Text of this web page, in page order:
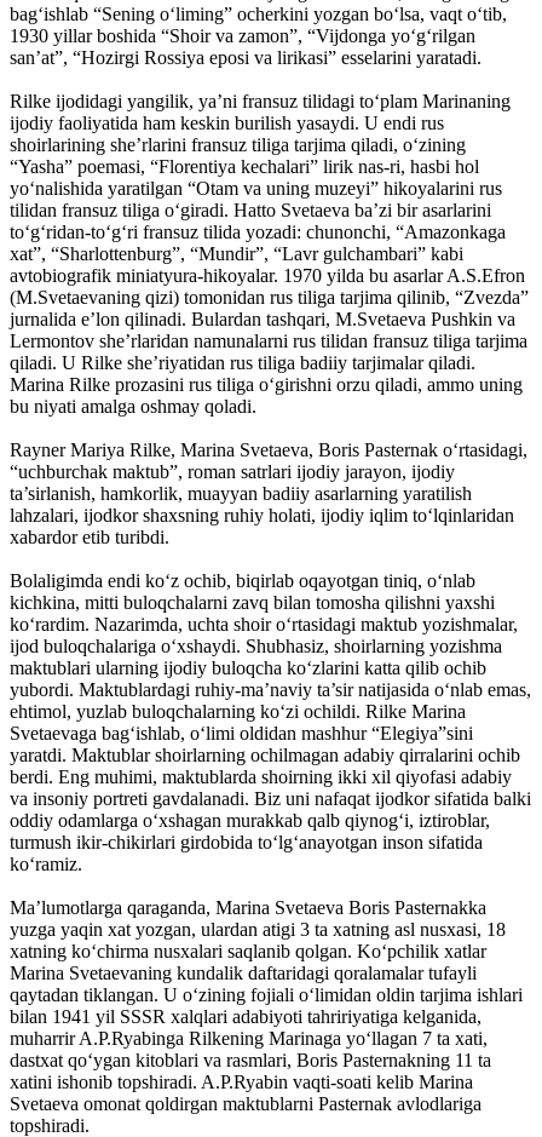
bag‘ishlab “Sening o‘liming” ocherkini yozgan bo‘lsa, vaqt o‘tib,
1930 yillar boshida “Shoir va zamon”, “Vijdonga yo‘g‘rilgan
san’at”, “Hozirgi Rossiya eposi va lirikasi” esselarini yaratadi.
Rilke ijodidagi yangilik, ya’ni fransuz tilidagi to‘plam Marinaning
ijodiy faoliyatida ham keskin burilish yasaydi. U endi rus
shoirlarining she’rlarini fransuz tiliga tarjima qiladi, o‘zining
“Yasha” poemasi, “Florentiya kechalari” lirik nas-ri, hasbi hol
yo‘nalishida yaratilgan “Otam va uning muzeyi” hikoyalarini rus
tilidan fransuz tiliga o‘giradi. Hatto Svetaeva ba’zi bir asarlarini
to‘g‘ridan-to‘g‘ri fransuz tilida yozadi: chunonchi, “Amazonkaga
xat”, “Sharlottenburg”, “Mundir”, “Lavr gulchambari” kabi
avtobiografik miniatyura-hikoyalar. 1970 yilda bu asarlar A.S.Efron
(M.Svetaevaning qizi) tomonidan rus tiliga tarjima qilinib, “Zvezda”
jurnalida e’lon qilinadi. Bulardan tashqari, M.Svetaeva Pushkin va
Lermontov she’rlaridan namunalarni rus tilidan fransuz tiliga tarjima
qiladi. U Rilke she’riyatidan rus tiliga badiiy tarjimalar qiladi.
Marina Rilke prozasini rus tiliga o‘girishni orzu qiladi, ammo uning
bu niyati amalga oshmay qoladi.
Rayner Mariya Rilke, Marina Svetaeva, Boris Pasternak o‘rtasidagi,
“uchburchak maktub”, roman satrlari ijodiy jarayon, ijodiy
ta’sirlanish, hamkorlik, muayyan badiiy asarlarning yaratilish
lahzalari, ijodkor shaxsning ruhiy holati, ijodiy iqlim to‘lqinlaridan
xabardor etib turibdi.
Bolaligimda endi ko‘z ochib, biqirlab oqayotgan tiniq, o‘nlab
kichkina, mitti buloqchalarni zavq bilan tomosha qilishni yaxshi
ko‘rardim. Nazarimda, uchta shoir o‘rtasidagi maktub yozishmalar,
ijod buloqchalariga o‘xshaydi. Shubhasiz, shoirlarning yozishma
maktublari ularning ijodiy buloqcha ko‘zlarini katta qilib ochib
yubordi. Maktublardagi ruhiy-ma’naviy ta’sir natijasida o‘nlab emas,
ehtimol, yuzlab buloqchalarning ko‘zi ochildi. Rilke Marina
Svetaevaga bag‘ishlab, o‘limi oldidan mashhur “Elegiya”sini
yaratdi. Maktublar shoirlarning ochilmagan adabiy qirralarini ochib
berdi. Eng muhimi, maktublarda shoirning ikki xil qiyofasi adabiy
va insoniy portreti gavdalanadi. Biz uni nafaqat ijodkor sifatida balki
oddiy odamlarga o‘xshagan murakkab qalb qiynog‘i, iztiroblar,
turmush ikir-chikirlari girdobida to‘lg‘anayotgan inson sifatida
ko‘ramiz.
Ma’lumotlarga qaraganda, Marina Svetaeva Boris Pasternakka
yuzga yaqin xat yozgan, ulardan atigi 3 ta xatning asl nusxasi, 18
xatning ko‘chirma nusxalari saqlanib qolgan. Ko‘pchilik xatlar
Marina Svetaevaning kundalik daftaridagi qoralamalar tufayli
qaytadan tiklangan. U o‘zining fojiali o‘limidan oldin tarjima ishlari
bilan 1941 yil SSSR xalqlari adabiyoti tahririyatiga kelganida,
muharrir A.P.Ryabinga Rilkening Marinaga yo‘llagan 7 ta xati,
dastxat qo‘ygan kitoblari va rasmlari, Boris Pasternakning 11 ta
xatini ishonib topshiradi. A.P.Ryabin vaqti-soati kelib Marina
Svetaeva omonat qoldirgan maktublarni Pasternak avlodlariga
topshiradi.